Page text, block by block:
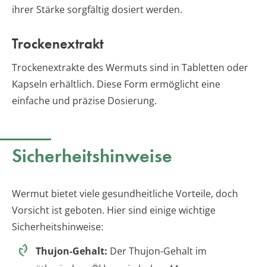
ihrer Stärke sorgfältig dosiert werden.
Trockenextrakt
Trockenextrakte des Wermuts sind in Tabletten oder
Kapseln erhältlich. Diese Form ermöglicht eine
einfache und präzise Dosierung.
Sicherheitshinweise
Wermut bietet viele gesundheitliche Vorteile, doch
Vorsicht ist geboten. Hier sind einige wichtige
Sicherheitshinweise:
Thujon-Gehalt: Der Thujon-Gehalt im